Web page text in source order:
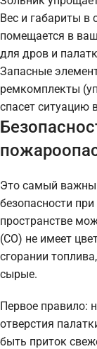
Вес и габариты в
помещается в
для дров и
Запасные
ремкомплекты
спасет ситуацию
Это самый
безопасности
пространстве
(CO) не имеет
сгорании
сырые.
Первое правило:
отверстия
быть приток